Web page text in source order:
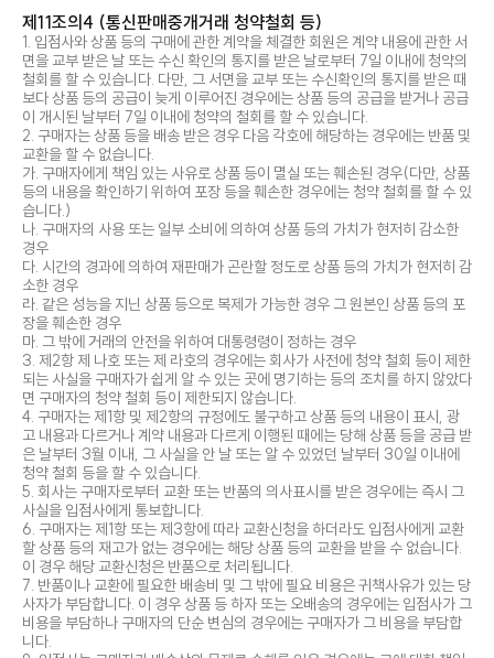
제11조의4 (통신판매중개거래 청약철회 등)
1. 입점사와 상품 등의 구매에 관한 계약을 체결한 회원은 계약 내용에 관한 서
면을 교부 받은 날 또는 수신 확인의 통지를 받은 날로부터 7일 이내에 청약의
철회를 할 수 있습니다. 다만, 그 서면을 교부 또는 수신확인의 통지를 받은 때
보다 상품 등의 공급이 늦게 이루어진 경우에는 상품 등의 공급을 받거나 공급
이 개시된 날부터 7일 이내에 청약의 철회를 할 수 있습니다.
2. 구매자는 상품 등을 배송 받은 경우 다음 각호에 해당하는 경우에는 반품 및
교환을 할 수 없습니다.
가. 구매자에게 책임 있는 사유로 상품 등이 멸실 또는 훼손된 경우(다만, 상품
등의 내용을 확인하기 위하여 포장 등을 훼손한 경우에는 청약 철회를 할 수 있
습니다.)
나. 구매자의 사용 또는 일부 소비에 의하여 상품 등의 가치가 현저히 감소한
경우
다. 시간의 경과에 의하여 재판매가 곤란할 정도로 상품 등의 가치가 현저히 감
소한 경우
라. 같은 성능을 지닌 상품 등으로 복제가 가능한 경우 그 원본인 상품 등의 포
장을 훼손한 경우
마. 그 밖에 거래의 안전을 위하여 대통령령이 정하는 경우
3. 제2항 제 나호 또는 제 라호의 경우에는 회사가 사전에 청약 철회 등이 제한
되는 사실을 구매자가 쉽게 알 수 있는 곳에 명기하는 등의 조치를 하지 않았다
면 구매자의 청약 철회 등이 제한되지 않습니다.
4. 구매자는 제1항 및 제2항의 규정에도 불구하고 상품 등의 내용이 표시, 광
고 내용과 다르거나 계약 내용과 다르게 이행된 때에는 당해 상품 등을 공급 받
은 날부터 3월 이내, 그 사실을 안 날 또는 알 수 있었던 날부터 30일 이내에
청약 철회 등을 할 수 있습니다.
5. 회사는 구매자로부터 교환 또는 반품의 의사표시를 받은 경우에는 즉시 그
사실을 입점사에게 통보합니다.
6. 구매자는 제1항 또는 제3항에 따라 교환신청을 하더라도 입점사에게 교환
할 상품 등의 재고가 없는 경우에는 해당 상품 등의 교환을 받을 수 없습니다.
이 경우 해당 교환신청은 반품으로 처리됩니다.
7. 반품이나 교환에 필요한 배송비 및 그 밖에 필요 비용은 귀책사유가 있는 당
사자가 부담합니다. 이 경우 상품 등 하자 또는 오배송의 경우에는 입점사가 그
비용을 부담하나 구매자의 단순 변심의 경우에는 구매자가 그 비용을 부담합
니다.